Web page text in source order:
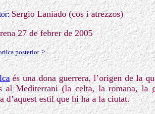
Sergio Laniado (cos i atrezzos)
27 de febrer de 2005
posterior>
és una dona guerrera, l’origen de la
al Mediterrani (la celta, la romana, la
d’aquest estil que hi ha a la ciutat.